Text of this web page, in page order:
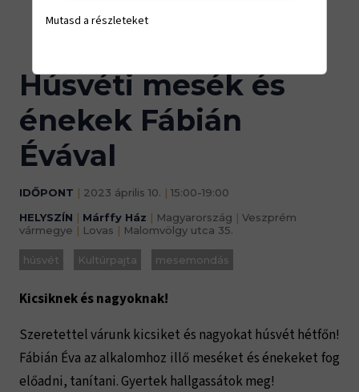
15:00-19:00
Húsvéti mesék és
énekek Fábián
Évával
IDŐPONT | 2023 április 10. | 15:00-19:00
HELYSZÍN | Márffy Ház | Magyarország | Veszprém
vármegye | Lovas | Malomvölgy utca 35.
húsvét Kultúrpajta mesemondás
Kicsiknek és nagyoknak!
Szeretettel várunk kicsiket és nagyokat húsvét hétfőn!
Fábián Éva az alkalomhoz illő meséket és énekeket fog
előadni, tanítani. Gyertek hallgassátok meg!
Mutasd a részleteket